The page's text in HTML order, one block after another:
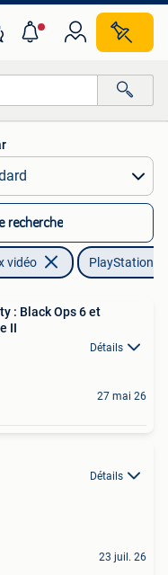
recherche
vidéo PlayStation 5
: Black Ops 6 et
II
Détails
27 mai 26
Détails
23 juil. 26